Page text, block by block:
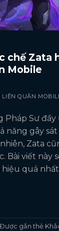
chế Zata
Mobile
LIÊN QUÂN
Pháp Sư
năng gây
Zata
Bài viết này
quả
Được gắn thẻ